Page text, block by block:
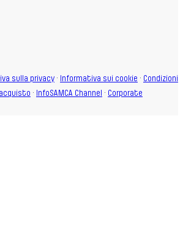
sulla privacy · Informativa sui cookie · Condizioni
· InfoSAMCA Channel · Corporate